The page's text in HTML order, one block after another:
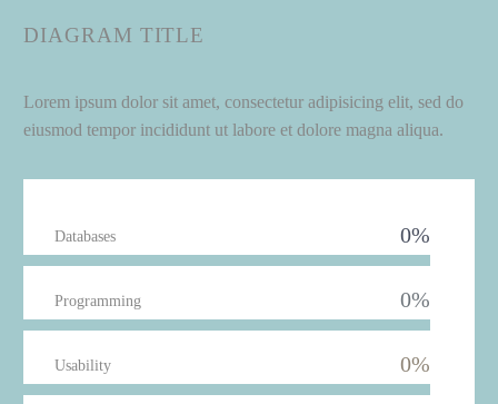
DIAGRAM TITLE
Lorem ipsum dolor sit amet, consectetur adipisicing elit, sed do
eiusmod tempor incididunt ut labore et dolore magna aliqua.
Databases 0%
Programming 0%
Usability 0%